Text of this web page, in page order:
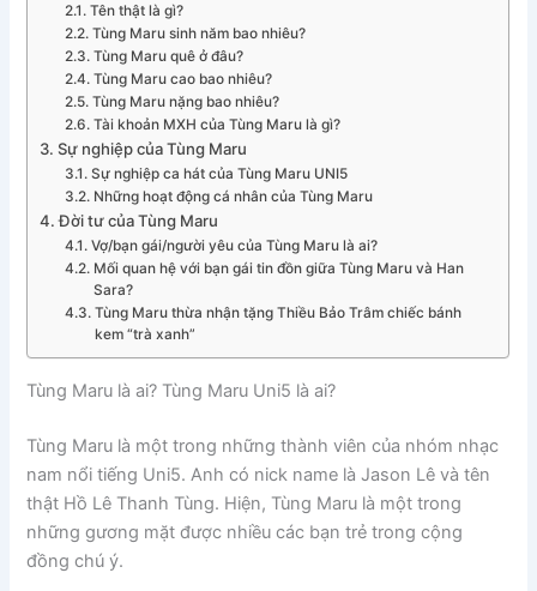
Tên thật là gì?
Tùng Maru sinh năm bao nhiêu?
Tùng Maru quê ở đâu?
Tùng Maru cao bao nhiêu?
Tùng Maru nặng bao nhiêu?
Tài khoản MXH của Tùng Maru là gì?
Sự nghiệp của Tùng Maru
Sự nghiệp ca hát của Tùng Maru UNI5
Những hoạt động cá nhân của Tùng Maru
Đời tư của Tùng Maru
Vợ/bạn gái/người yêu của Tùng Maru là ai?
Mối quan hệ với bạn gái tin đồn giữa Tùng Maru và Han
Sara?
Tùng Maru thừa nhận tặng Thiều Bảo Trâm chiếc bánh
kem “trà xanh”
Tùng Maru là ai? Tùng Maru Uni5 là ai?
Tùng Maru là một trong những thành viên của nhóm nhạc
nam nổi tiếng Uni5. Anh có nick name là Jason Lê và tên
thật Hồ Lê Thanh Tùng. Hiện, Tùng Maru là một trong
những gương mặt được nhiều các bạn trẻ trong cộng
đồng chú ý.